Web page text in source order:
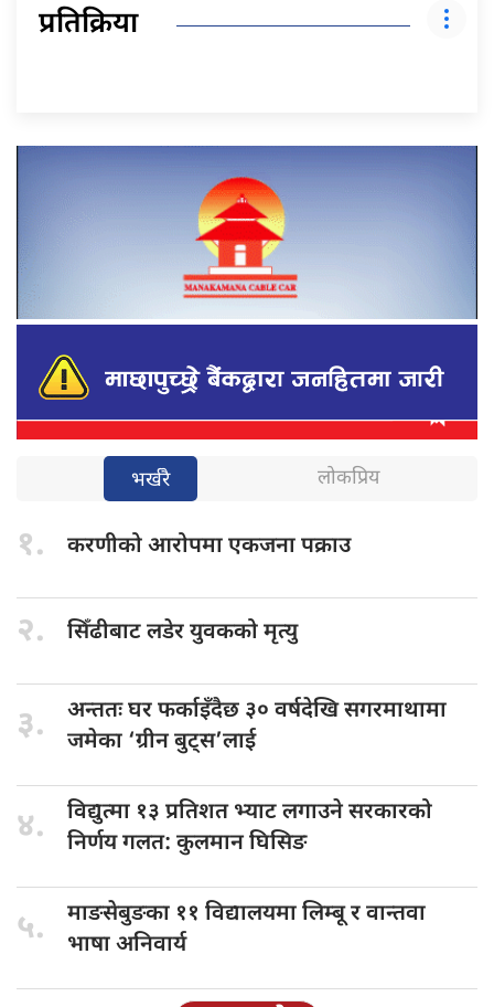
प्रतिक्रिया
भर्खरै लोकप्रिय
१. करणीको आरोपमाएकजना पक्राउ
२. सिँढीबाट लडेरयुवकको मृत्यु
३. अन्ततः घरफर्काइँदैछ ३० वर्षदेखि सगरमाथामा
जमेका ‘ग्रीन बुट्स’लाई
४. विद्युत्मा १३ प्रतिशत भ्याट लगाउने सरकारको
निर्णय गलत: कुलमान घिसिङ
५. माङसेबुङका ११ विद्यालयमा लिम्बू र वान्तवा
भाषा अनिवार्य